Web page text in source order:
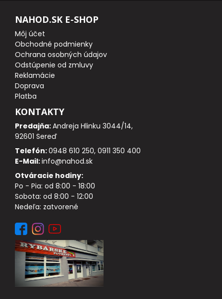
NAHOD.SK E-SHOP
Môj účet
Obchodné podmienky
Ochrana osobných údajov
Odstúpenie od zmluvy
Reklamácie
Doprava
Platba
KONTAKTY
Predajňa:Andreja Hlinku 3044/14,
92601 Sereď
Telefón:0948 610 250, 0911 350 400
E-Mail:info@nahod.sk
Otváracie hodiny:
Po - Pia: od 8:00 - 18:00
Sobota: od 8:00 - 12:00
Nedeľa: zatvorené
MULTIPLIKÁTORY
NÁHRADNÉ CIEVKY
SPODOVÉ NAVIJAKY
BIŽUTÉRIA
VLASCE, ŠNÚRY, PLETENKY
HÁČIKY
OBRATLÍKY A KARABÍNKY
MONTÁŽE A KLIPY
hotové náväzce
HADIČKY, PREVLEKY, ROVNÁTKA